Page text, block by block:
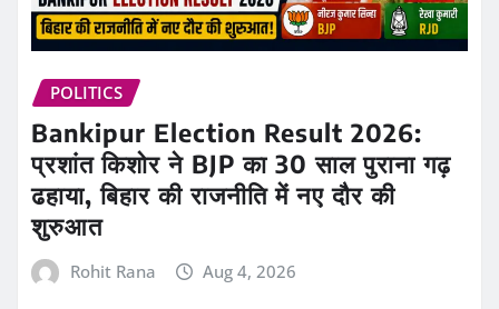
POLITICS
Bankipur Election Result 2026:
प्रशांत किशोर ने BJP का 30 साल पुराना गढ़
ढहाया, बिहार की राजनीति में नए दौर की
शुरुआत
Rohit Rana Aug 4, 2026